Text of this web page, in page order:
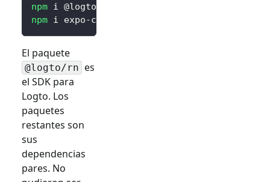
npm i @logto/rn
npm i expo-crypto expo-secure-store expo-
El paquete
@logto/rn es
el SDK para
Logto. Los
paquetes
restantes son
sus
dependencias
pares. No